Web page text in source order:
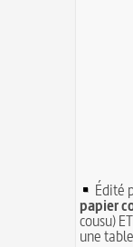
Édité
papier
cousu)
une